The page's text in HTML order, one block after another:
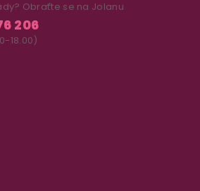
Obraťte se na Jolanu
206
18.00)